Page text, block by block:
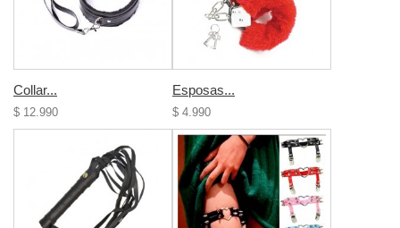
Collar...
$ 12.990
Esposas...
$ 4.990